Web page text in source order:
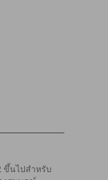
ขึ้นไปสำหรับ